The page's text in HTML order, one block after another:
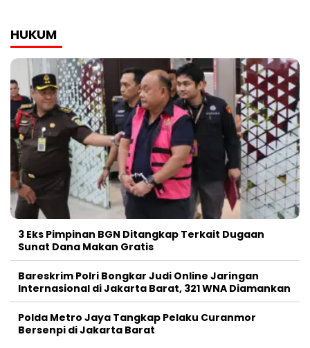
HUKUM
3 Eks Pimpinan BGN Ditangkap Terkait Dugaan
Sunat Dana Makan Gratis
Bareskrim Polri Bongkar Judi Online Jaringan
Internasional di Jakarta Barat, 321 WNA Diamankan
Polda Metro Jaya Tangkap Pelaku Curanmor
Bersenpi di Jakarta Barat